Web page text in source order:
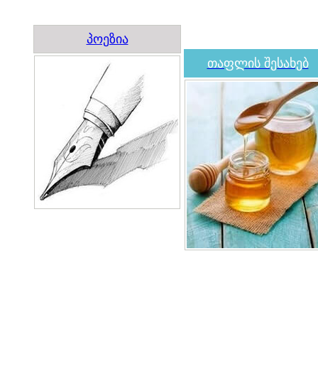
პოეზია
თაფლის შესახებ